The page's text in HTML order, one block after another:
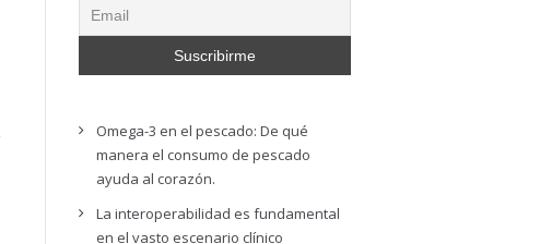
Omega-3 en el pescado: De qué
manera el consumo de pescado
ayuda al corazón.
La interoperabilidad es fundamental
en el vasto escenario clínico